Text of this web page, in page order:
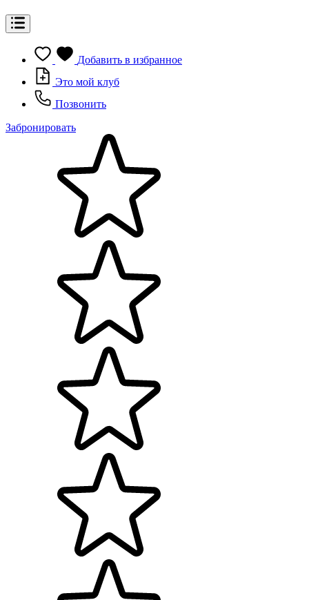
Добавить в избранное
Это мой клуб
Позвонить
Забронировать